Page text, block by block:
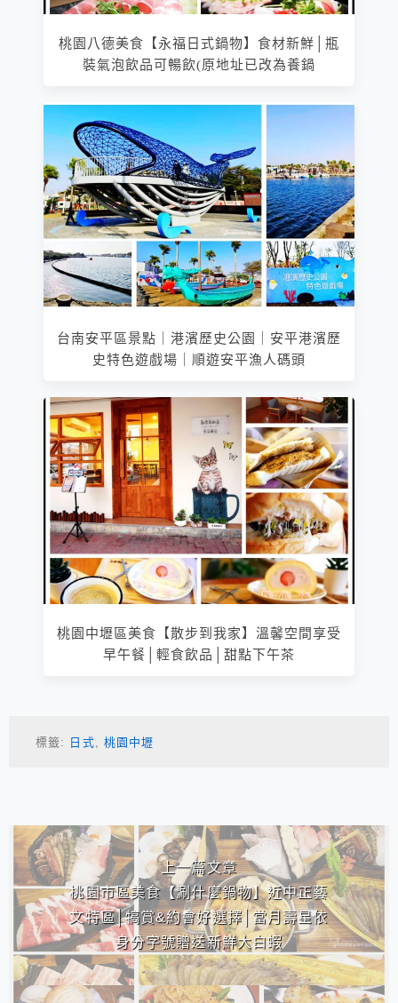
桃園八德美食【永福日式鍋物】食材新鮮│瓶
裝氣泡飲品可暢飲(原地址已改為養鍋
台南安平區景點｜港濱歷史公園｜安平港濱歷
史特色遊戲場｜順遊安平漁人碼頭
桃園中壢區美食【散步到我家】溫馨空間享受
早午餐│輕食飲品│甜點下午茶
標籤: 日式 桃園中壢
相連文章
上一篇文章
桃園市區美食【涮什麼鍋物】近中正藝
文特區│犒賞&約會好選擇│當月壽星依
身分字號贈送新鮮大白蝦